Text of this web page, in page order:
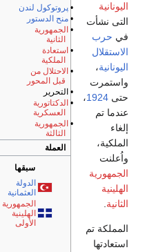
•پروتوكول لندن
•منح الدستور
• الجمهورية
الثانية
• استعادة
الملكية
• الاحتلال من
قبل المحور
• التحرير
• الدكتاتورية
العسكرية
• الجمهورية
الثالثة
العملة
سبقها
الدولة
العثمانية
الجمهورية
الهلينية
الأولى
اليونانية
التى نشأت
في حرب
الاستقلال
اليونانية،
واستمرت
حتى 1924،
عندما تم
إلغاء
الملكية،
واُعلنت
الجمهورية
الهلينية
الثانية
المملكة تم
استعادتها